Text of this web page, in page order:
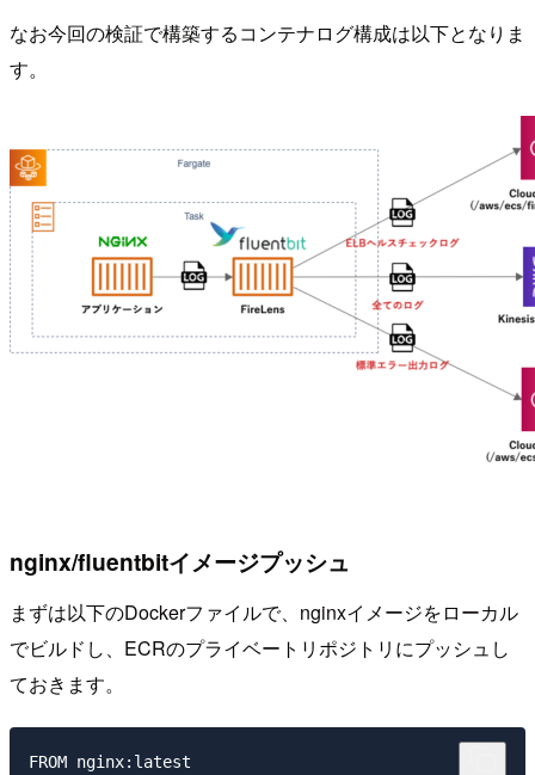
なお今回の検証で構築するコンテナログ構成は以下となりま
す。
nginx/fluentbitイメージプッシュ
まずは以下のDockerファイルで、nginxイメージをローカル
でビルドし、ECRのプライベートリポジトリにプッシュし
ておきます。